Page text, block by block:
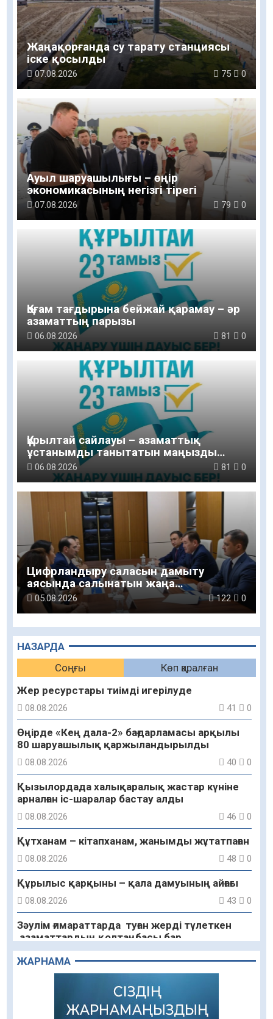
НАЗАРДА
Соңғы
Көп қаралған
Жер ресурстары тиімді игерілуде
08.08.2026 41 0
Өңірде «Кең дала-2» бағдарламасы арқылы
80 шаруашылық қаржыландырылды
08.08.2026 40 0
Қызылордада халықаралық жастар күніне
арналған іс-шаралар бастау алды
08.08.2026 46 0
Құтханам – кітапханам, жанымды жұтатпаған
08.08.2026 48 0
Құрылыс қарқыны – қала дамуының айғағы
08.08.2026 43 0
Зәулім ғимараттарда туған жерді түлеткен
азаматтардың қолтаңбасы бар
08.08.2026
ЖАРНАМА
Жаңақорғанда су тарату станциясы
іске қосылды
07.08.2026 75 0
Ауыл шаруашылығы – өңір
экономикасының негізгі тірегі
07.08.2026 79 0
Қоғам тағдырына бейжай қарамау – әр
азаматтың парызы
06.08.2026 81 0
Құрылтай сайлауы – азаматтық
ұстанымды танытатын маңызды
қадам
06.08.2026 81 0
Цифрландыру саласын дамыту
аясында салынатын жаңа
орталықтың жобасы талқыланды
05.08.2026 122 0